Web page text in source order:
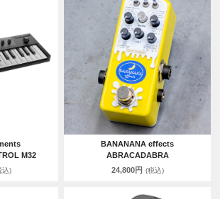
M32
込)
BANANANA effects
ABRACADABRA
24,800円 (税込)